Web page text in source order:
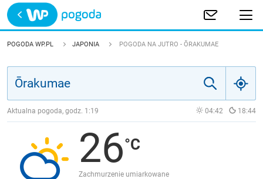
Trwa ładowanie
POLSKA
JAKOŚĆ POWIETRZA
POGODA WP.PL JAPONIA POGODA NA JUTRO - ŌRAKUMAE
Aktualna pogoda, godz. 1:19 04:42 18:44
26
Zachmurzenie umiarkowane